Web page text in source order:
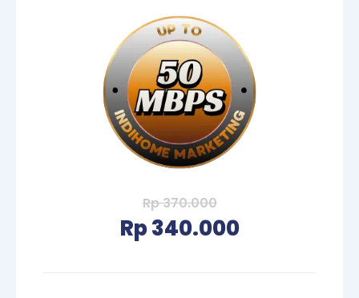
Rp 370.000
Rp 340.000